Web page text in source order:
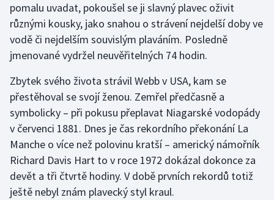
Stolní tenis
Triatlon
Vodní slalom
Volejbal
Ostatní
pomalu uvadat, pokoušel se ji slavný plavec oživit
různými kousky, jako snahou o strávení nejdelší doby ve
vodě či nejdelším souvislým plaváním. Posledně
jmenované vydržel neuvěřitelných 74 hodin.
Zbytek svého života strávil Webb v USA, kam se
přestěhoval se svojí ženou. Zemřel předčasně a
symbolicky – při pokusu přeplavat Niagarské vodopády
v červenci 1881. Dnes je čas rekordního překonání La
Manche o více než polovinu kratší – americký námořník
Richard Davis Hart to v roce 1972 dokázal dokonce za
devět a tři čtvrtě hodiny. V době prvních rekordů totiž
ještě nebyl znám plavecký styl kraul.